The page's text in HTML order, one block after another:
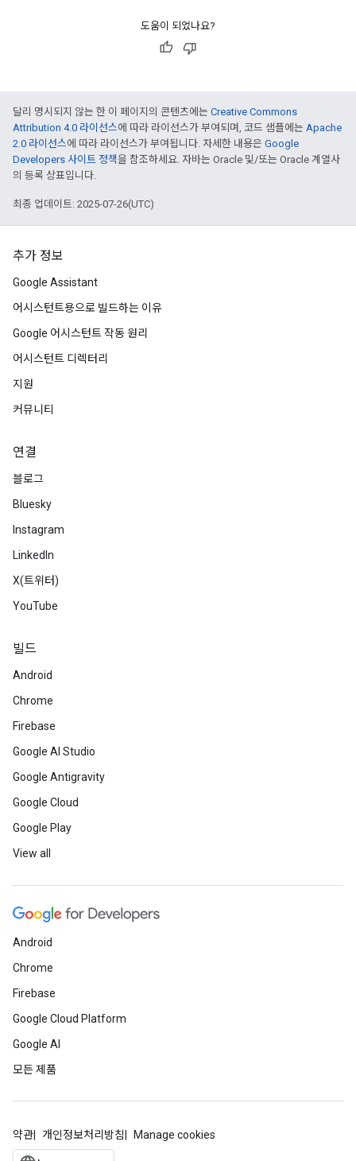
도움이 되었나요?
달리 명시되지 않는 한 이 페이지의 콘텐츠에는 Creative Commons
Attribution 4.0 라이선스에 따라 라이선스가 부여되며, 코드 샘플에는 Apache
2.0 라이선스에 따라 라이선스가 부여됩니다. 자세한 내용은 Google
Developers 사이트 정책을 참조하세요. 자바는 Oracle 및/또는 Oracle 계열사
의 등록 상표입니다.
최종 업데이트: 2025-07-26(UTC)
추가 정보
Google Assistant
어시스턴트용으로 빌드하는 이유
Google 어시스턴트 작동 원리
어시스턴트 디렉터리
지원
커뮤니티
연결
블로그
Bluesky
Instagram
LinkedIn
X(트위터)
YouTube
빌드
Android
Chrome
Firebase
Google AI Studio
Google Antigravity
Google Cloud
Google Play
View all
Android
Chrome
Firebase
Google Cloud Platform
Google AI
모든 제품
약관 개인정보처리방침 Manage cookies